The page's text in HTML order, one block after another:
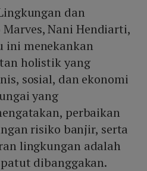
dan
Nani Hendiarti,
ini menekankan
holistik yang
sosial, dan ekonomi
yang
perbaikan
risiko banjir, serta
lingkungan adalah
dibanggakan.